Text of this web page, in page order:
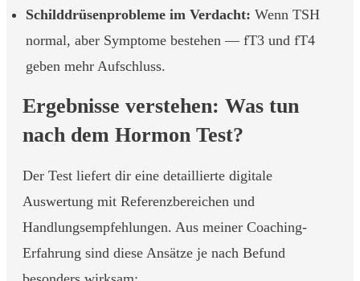
Schilddrüsenprobleme im Verdacht: Wenn TSH
normal, aber Symptome bestehen — fT3 und fT4
geben mehr Aufschluss.
Ergebnisse verstehen: Was tun
nach dem Hormon Test?
Der Test liefert dir eine detaillierte digitale
Auswertung mit Referenzbereichen und
Handlungsempfehlungen. Aus meiner Coaching-
Erfahrung sind diese Ansätze je nach Befund